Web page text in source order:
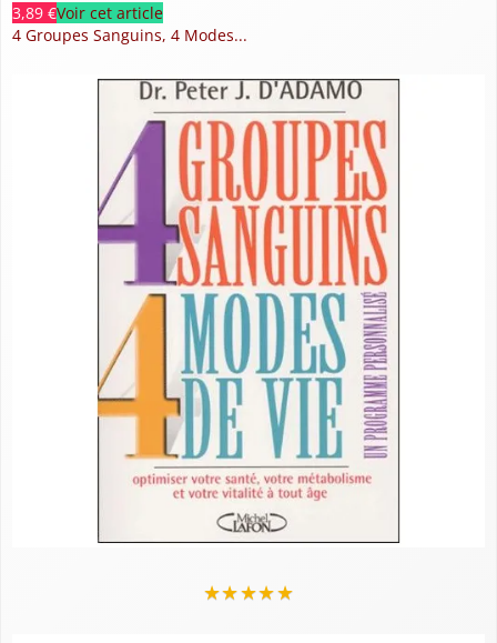
3,89 €Voir cet article
4 Groupes Sanguins, 4 Modes...
★★★★★